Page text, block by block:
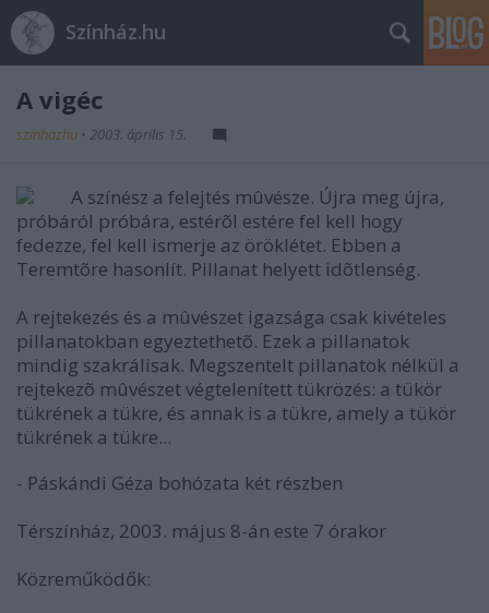
Színház.hu
A vigéc
szinhazhu • 2003. április 15.
A színész a felejtés mûvésze. Újra meg újra,
próbáról próbára, estérõl estére fel kell hogy
fedezze, fel kell ismerje az öröklétet. Ebben a
Teremtõre hasonlít. Pillanat helyett idõtlenség.
A rejtekezés és a mûvészet igazsága csak kivételes
pillanatokban egyeztethetõ. Ezek a pillanatok
mindig szakrálisak. Megszentelt pillanatok nélkül a
rejtekezõ mûvészet végtelenített tükrözés: a tükör
tükrének a tükre, és annak is a tükre, amely a tükör
tükrének a tükre...
- Páskándi Géza bohózata két részben
Térszínház, 2003. május 8-án este 7 órakor
Közreműködők: